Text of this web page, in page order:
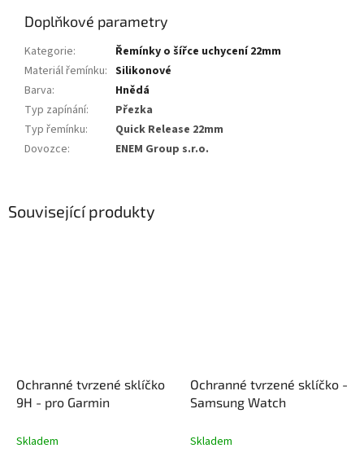
Související produkty
Ochranné tvrzené sklíčko
9H - pro Garmin
Skladem
Ochranné tvrzené sklíčko -
Samsung Watch
Skladem
Doplňkové parametry
Kategorie:
Řemínky o šířce uchycení 22mm
Materiál řemínku: Silikonové
Barva:
Hnědá
Typ zapínání:
Přezka
Typ řemínku:
Quick Release 22mm
Dovozce: ENEM Group s.r.o.